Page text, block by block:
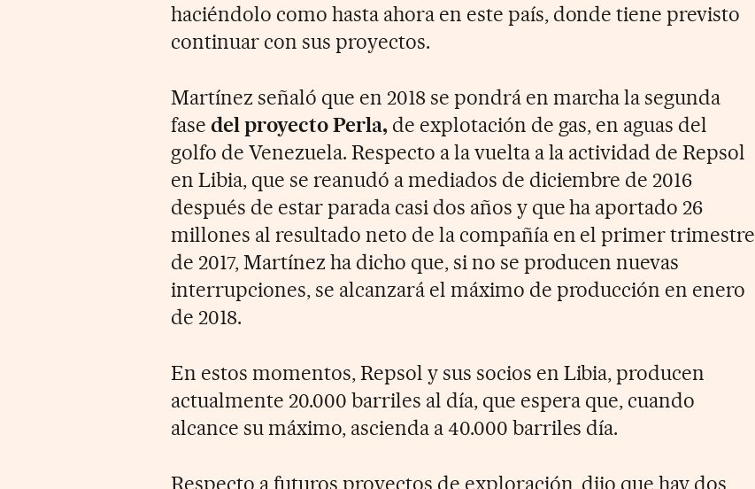
haciéndolo como hasta ahora en este país, donde tiene previsto
continuar con sus proyectos.
Martínez señaló que en 2018 se pondrá en marcha la segunda
fasedel proyecto Perla,de explotación de gas, en aguas del
golfo de Venezuela. Respecto a la vuelta a la actividad de Repsol
en Libia, que se reanudó a mediados de diciembre de 2016
después de estar parada casi dos años y que ha aportado 26
millones al resultado neto de la compañía en el primer trimestre
de 2017, Martínez ha dicho que, si no se producen nuevas
interrupciones, se alcanzará el máximo de producción en enero
de 2018.
En estos momentos, Repsol y sus socios en Libia, producen
actualmente 20.000 barriles al día, que espera que, cuando
alcance su máximo, ascienda a 40.000 barriles día.
Respecto a futuros proyectos de exploración, dijo que hay dos